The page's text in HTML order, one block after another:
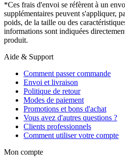
*Ces frais d'envoi se réfèrent à un
supplémentaires peuvent s'appliquer,
poids, de la taille ou des
informations sont indiquées
produit.
Aide & Support
Comment passer commande
Envoi et livraison
Politique de retour
Modes de paiement
Promotions et bons d'achat
Vous avez d'autres questions ?
Clients professionnels
Comment utiliser votre compte
Mon compte